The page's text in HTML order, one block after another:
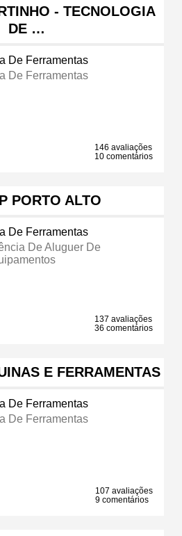
- TECNOLOGIA
DE …
De Ferramentas
De Ferramentas
146 avaliações
10 comentários
PORTO ALTO
De Ferramentas
De Aluguer De
137 avaliações
36 comentários
E FERRAMENTAS
De Ferramentas
De Ferramentas
107 avaliações
9 comentários